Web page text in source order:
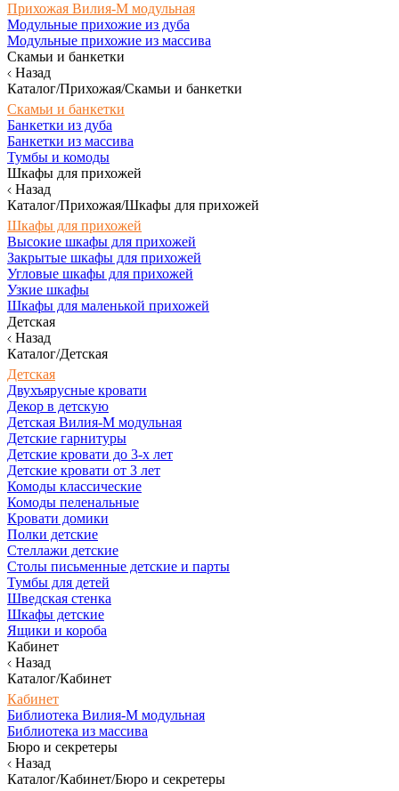
Прихожая Вилия-М модульная
Модульные прихожие из дуба
Модульные прихожие из массива
Скамьи и банкетки
Назад
Каталог/Прихожая/Скамьи и банкетки
Скамьи и банкетки
Банкетки из дуба
Банкетки из массива
Тумбы и комоды
Шкафы для прихожей
Назад
Каталог/Прихожая/Шкафы для прихожей
Шкафы для прихожей
Высокие шкафы для прихожей
Закрытые шкафы для прихожей
Угловые шкафы для прихожей
Узкие шкафы
Шкафы для маленькой прихожей
Детская
Назад
Каталог/Детская
Детская
Двухъярусные кровати
Декор в детскую
Детская Вилия-М модульная
Детские гарнитуры
Детские кровати до 3-х лет
Детские кровати от 3 лет
Комоды классические
Комоды пеленальные
Кровати домики
Полки детские
Стеллажи детские
Столы письменные детские и парты
Тумбы для детей
Шведская стенка
Шкафы детские
Ящики и короба
Кабинет
Назад
Каталог/Кабинет
Кабинет
Библиотека Вилия-М модульная
Библиотека из массива
Бюро и секретеры
Назад
Каталог/Кабинет/Бюро и секретеры